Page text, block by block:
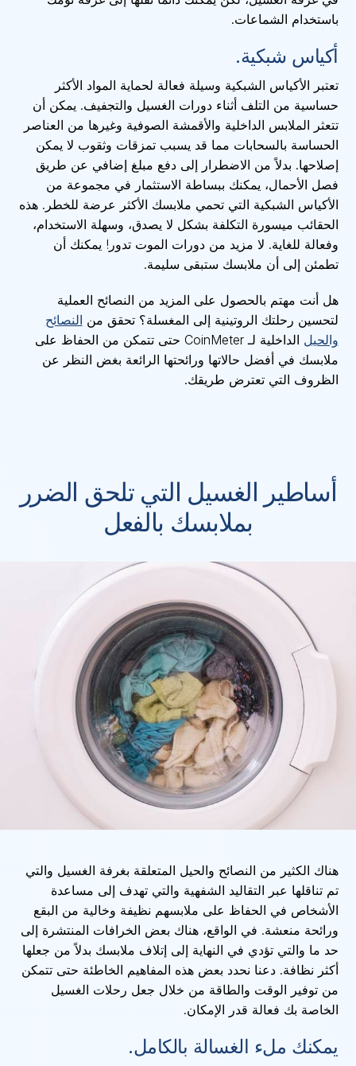
باستخدام الشماعات.
أكياس شبكية.
تعتبر الأكياس الشبكية وسيلة فعالة لحماية المواد الأكثر
حساسية من التلف أثناء دورات الغسيل والتجفيف. يمكن أن
تتعثر الملابس الداخلية والأقمشة الصوفية وغيرها من العناصر
الحساسة بالسحابات مما قد يسبب تمزقات وثقوب لا يمكن
إصلاحها. بدلاً من الاضطرار إلى دفع مبلغ إضافي عن طريق
فصل الأحمال، يمكنك ببساطة الاستثمار في مجموعة من
الأكياس الشبكية التي تحمي ملابسك الأكثر عرضة للخطر. هذه
الحقائب ميسورة التكلفة بشكل لا يصدق، وسهلة الاستخدام،
وفعالة للغاية. لا مزيد من دورات الموت تدور! يمكنك أن
تطمئن إلى أن ملابسك ستبقى سليمة.
هل أنت مهتم بالحصول على المزيد من النصائح العملية
لتحسين رحلتك الروتينية إلى المغسلة؟ تحقق من النصائح
والحيل
الداخلية لـ CoinMeter حتى تتمكن من الحفاظ على
ملابسك في أفضل حالاتها ورائحتها الرائعة بغض النظر عن
الظروف التي تعترض طريقك.
أساطير الغسيل التي تلحق الضرر
بملابسك بالفعل
هناك الكثير من النصائح والحيل المتعلقة بغرفة الغسيل والتي
تم تناقلها عبر التقاليد الشفهية والتي تهدف إلى مساعدة
الأشخاص في الحفاظ على ملابسهم نظيفة وخالية من البقع
ورائحة منعشة. في الواقع، هناك بعض الخرافات المنتشرة إلى
حد ما والتي تؤدي في النهاية إلى إتلاف ملابسك بدلاً من جعلها
أكثر نظافة. دعنا نحدد بعض هذه المفاهيم الخاطئة حتى تتمكن
من توفير الوقت والطاقة من خلال جعل رحلات الغسيل
الخاصة بك فعالة قدر الإمكان.
يمكنك ملء الغسالة بالكامل.